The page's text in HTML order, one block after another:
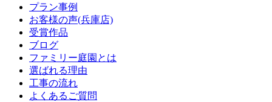
プラン事例
お客様の声(兵庫店)
受賞作品
ブログ
ファミリー庭園とは
選ばれる理由
工事の流れ
よくあるご質問